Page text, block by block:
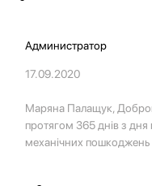
Администратор
17.09.2020
Маряна Палащук,
протягом 365 днів з дня
механічних пошкоджень